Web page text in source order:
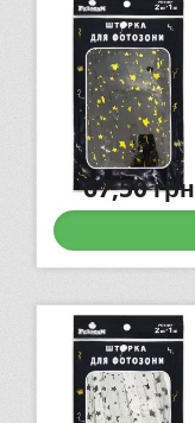
67,50грн